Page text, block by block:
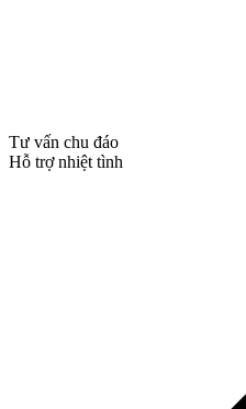
Tư vấn chu đáo
Hỗ trợ nhiệt tình